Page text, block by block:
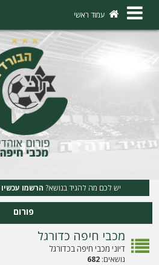
×
ו
ה
ר
ש
מ
עמוד ראשי
יש לכם מה להגיד בנושא? הרשמו
פורום
מכבי חיפה כדורגל
דיוני מכבי חיפה בכדורגל
נושאים:682